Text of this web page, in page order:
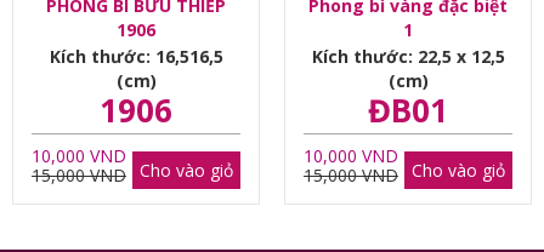
PHONG BÌ BƯU THIẾP
1906
Kích thước: 16,516,5
(cm)
1906
10,000 VND
15,000 VND Cho vào giỏ
Phong bì vàng đặc biệt
1
Kích thước: 22,5 x 12,5
(cm)
ĐB01
10,000 VND
15,000 VND Cho vào giỏ